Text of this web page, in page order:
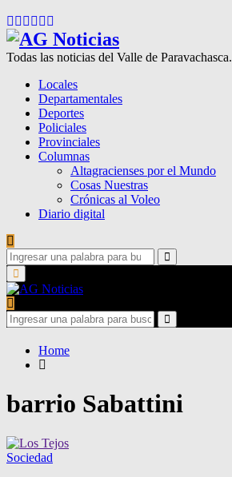
Facebook
Twitter
Instagram
Pinterest
Google
Todas las noticias del Valle de Paravachasca.
Locales
Departamentales
Deportes
Policiales
Provinciales
Columnas
Altagracienses por el Mundo
Cosas Nuestras
Crónicas al Voleo
Diario digital
Search
for:
Search
Primary
Menu
Search
for:
Search
Home
barrio Sabattini
Sociedad